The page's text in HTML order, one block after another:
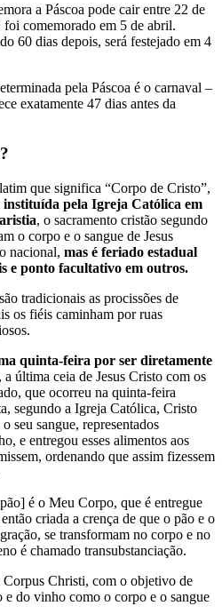
a Páscoa pode cair entre 22 de
comemorado em 5 de abril.
60 dias depois, será festejado em 4
pela Páscoa é o carnaval –
exatamente 47 dias antes da
que significa “Corpo de Cristo”,
instituída pela Igreja Católica em
, o sacramento cristão segundo
o corpo e o sangue de Jesus
nacional, mas é feriado estadual
e ponto facultativo em outros.
tradicionais as procissões de
os fiéis caminham por ruas
quinta-feira por ser diretamente
, a última ceia de Jesus Cristo com os
que ocorreu na quinta-feira
segundo a Igreja Católica, Cristo
seu sangue, representados
e entregou esses alimentos aos
ordenando que assim fizessem
é o Meu Corpo, que é entregue
criada a crença de que o pão e o
se transformam no corpo e no
é chamado transubstanciação.
Christi, com o objetivo de
do vinho como o corpo e o sangue